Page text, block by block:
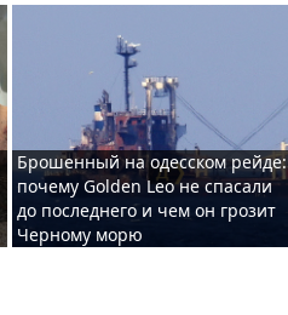
Брошенный на одесском рейде:
почему Golden Leo не спасали
до последнего и чем он грозит
Черному морю